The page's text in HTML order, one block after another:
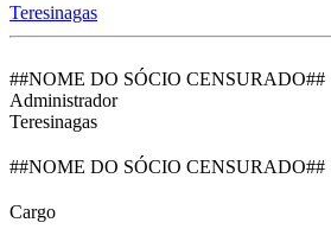
Teresinagas
##NOME DO SÓCIO CENSURADO##
Administrador
Teresinagas
##NOME DO SÓCIO CENSURADO##
Cargo